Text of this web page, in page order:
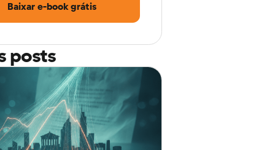
Baixar e-book grátis
posts